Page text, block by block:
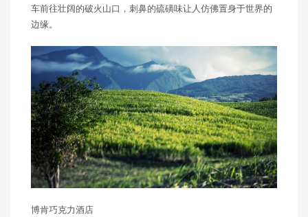
车前往壮阔的破火山口，刺鼻的硫磺味让人仿佛置身于世界的
边缘。
博肯巧克力酒店